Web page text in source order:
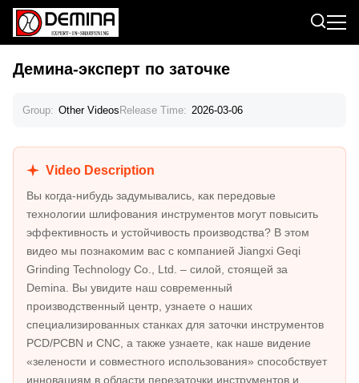
Демина-эксперт по заточке
Group: Other Videos Release Time: 2026-03-06
Video Description
Вы когда-нибудь задумывались, как передовые
технологии шлифования инструментов могут повысить
эффективность и устойчивость производства? В этом
видео мы познакомим вас с компанией Jiangxi Geqi
Grinding Technology Co., Ltd. – силой, стоящей за
Demina. Вы увидите наш современный
производственный центр, узнаете о наших
специализированных станках для заточки инструментов
PCD/PCBN и CNC, а также узнаете, как наше видение
«зелености и совместного использования» способствует
инновациям в области перезаточки инструментов и